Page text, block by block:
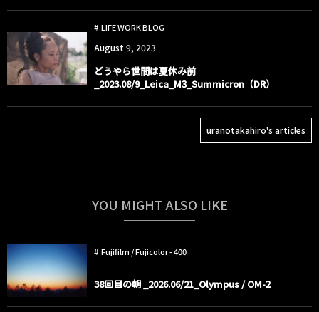
LIFE WORK BLOG
August 9, 2023
どうやら世間は夏休み前
_2023.08/9_Leica_M3_Summicron（DR）
uranotakahiro's articles
YOU MIGHT ALSO LIKE
Fujifilm / Fujicolor - 400
38回目の朝 _2026.06/21_Olympus / OM-2